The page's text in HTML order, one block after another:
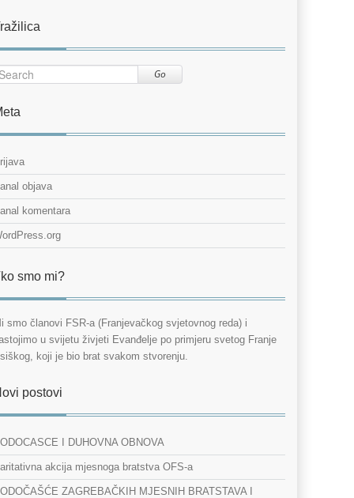
Go
objava
komentara
smo mi?
smo članovi FSR-a (Franjevačkog svjetovnog reda) i
u svijetu živjeti Evanđelje po primjeru svetog Franje
koji je bio brat svakom stvorenju.
postovi
I DUHOVNA OBNOVA
akcija mjesnoga bratstva OFS-a
ZAGREBAČKIH MJESNIH BRATSTAVA I